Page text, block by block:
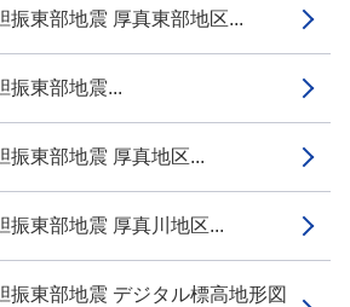
振東部地震 厚真東部地区...
振東部地震...
振東部地震 厚真地区...
振東部地震 厚真川地区...
振東部地震 デジタル標高地形図